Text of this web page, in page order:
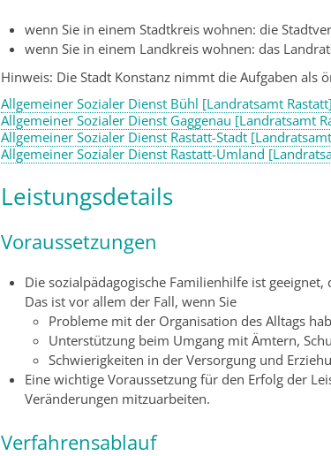
wenn Sie in einem Stadtkreis wohnen: die
wenn Sie in einem Landkreis wohnen: das
Hinweis: Die Stadt Konstanz nimmt die Aufgaben als
Allgemeiner Sozialer Dienst Bühl [Landratsamt Rastatt]
Allgemeiner Sozialer Dienst Gaggenau [Landratsamt
Allgemeiner Sozialer Dienst Rastatt-Stadt
Allgemeiner Sozialer Dienst Rastatt-Umland
Leistungsdetails
Voraussetzungen
Die sozialpädagogische Familienhilfe ist
Das ist vor allem der Fall, wenn Sie
Probleme mit der Organisation des Alltags
Unterstützung beim Umgang mit Ämtern,
Schwierigkeiten in der Versorgung und
Eine wichtige Voraussetzung für den Erfolg der
Veränderungen mitzuarbeiten.
Verfahrensablauf